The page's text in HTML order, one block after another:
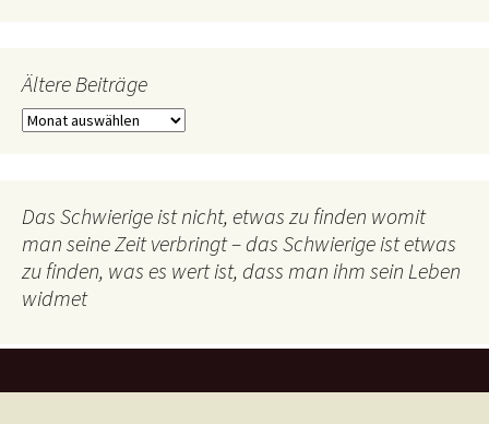
Ältere Beiträge
Ältere
Das Schwierige ist nicht, etwas zu finden womit
man seine Zeit verbringt – das Schwierige ist etwas
zu finden, was es wert ist, dass man ihm sein Leben
widmet